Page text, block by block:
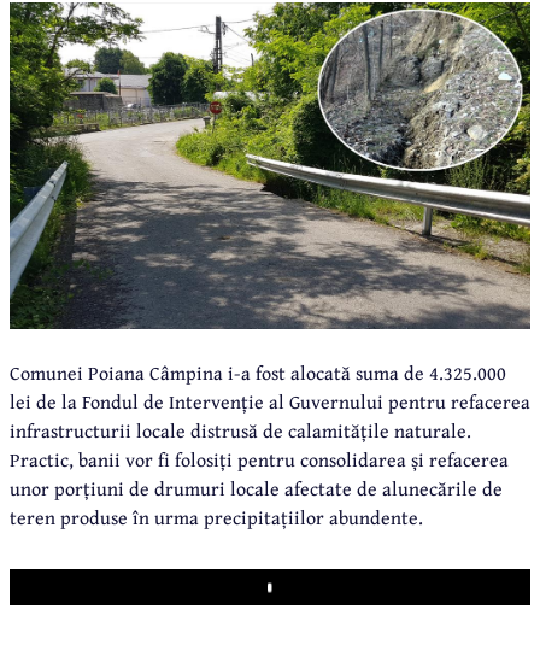
Comunei Poiana Câmpina i-a fost alocată suma de 4.325.000
lei de la Fondul de Intervenție al Guvernului pentru refacerea
infrastructurii locale distrusă de calamitățile naturale.
Practic, banii vor fi folosiți pentru consolidarea și refacerea
unor porțiuni de drumuri locale afectate de alunecările de
teren produse în urma precipitațiilor abundente.
Play